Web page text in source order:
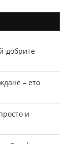
добрите
– ето
и